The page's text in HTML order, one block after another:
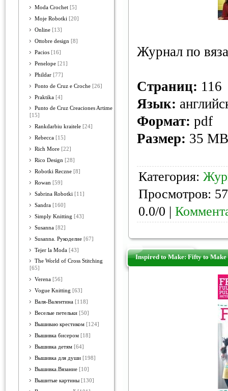
Moda Crochet [5]
Moje Robotki [20]
Online [13]
Ottobre design [8]
Pacios [16]
Penelope [21]
Phildar [77]
Ponto de Cruz e Croche [26]
Praktika [4]
Punto de Cruz Creaciones Artime
[15]
Rankdarbiu kraitele [24]
Rebecca [15]
Rich More [22]
Rico Design [28]
Robotki Reczne [8]
Rowan [59]
Sabrina Robotki [11]
Sandra [160]
Simply Knitting [43]
Susanna [82]
Susanna. Рукоделие [67]
Tejer la Moda [43]
The World of Cross Stitching
[65]
Verena [56]
Vogue Knitting [63]
Валя-Валентина [118]
Веселые петельки [50]
Вышиваю крестиком [124]
Вышивка бисером [18]
Вышивка детям [64]
Вышивка для души [198]
Вышивка.Вязание [10]
Вышитые картины [130]
Журнал по
Страниц: 116
Язык:
Формат: pdf
Размер: 35 MB
Категория:
Просмотров:
0.0/0 |
Inspired to Make: Fifty to Make